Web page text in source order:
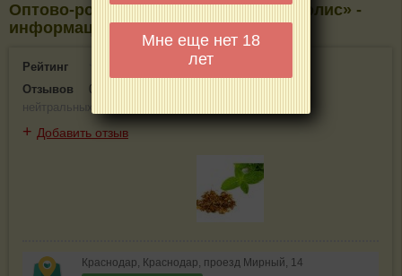
Мне еще нет 18
лет
Оптово-розничная компания «Мегаполис» -
информация и отзывы. Краснодар
Рейтинг
0(0)
Отзывов
0
нейтральных
+ Добавить отзыв
Краснодар, Краснодар, проезд Мирный, 14